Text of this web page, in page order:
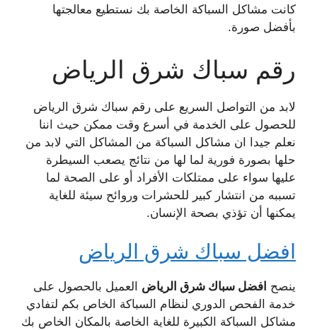
كانت مشاكل السباكة الخاصة بك نستطيع معالجتها
بأفضل صورة.
رقم سباك شرق الرياض
لابد من التواصل السريع على رقم سباك شرق الرياض
للحصول على الخدمة في أسرع وقت ممكن حيث اننا
نعلم جيدا ان مشاكل السباكة من المشاكل التي لابد من
حلها بصورة فورية لما لها من نتائج يصعب السيطرة
عليها سواء على ممتلكات الأفراد أو على الصحة لما
تسببه من انتشار كبير للحشرات وروائح سيئة للغاية
يمكنها أن تؤذي بصحة الإنسان.
افضل سباك شرق الرياض
ينصح افضل سباك شرق الرياض العميل بالحصول على
خدمة الفحص الدوري لنظام السباكة الخاص بكم لتفادي
مشاكل السباكة الكبيرة للغاية الخاصة بالمكان الخاص بك